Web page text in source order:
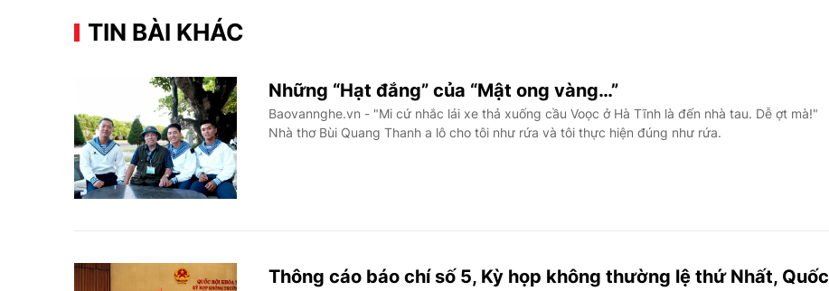
TIN BÀI KHÁC
Những “Hạt đắng” của “Mật ong vàng…”
Baovannghe.vn - "Mi cứ nhắc lái xe thả xuống cầu Voọc ở Hà Tĩnh là đến nhà tau. Dễ ợt mà!"
Nhà thơ Bùi Quang Thanh a lô cho tôi như rứa và tôi thực hiện đúng như rứa.
Thông cáo báo chí số 5, Kỳ họp không thường lệ thứ Nhất, Quốc